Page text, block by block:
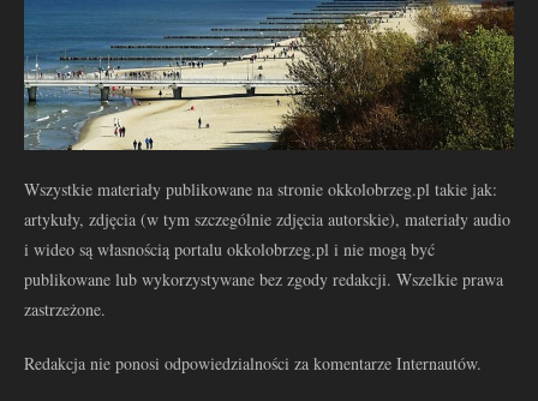
Wszystkie materiały publikowane na stronie okkolobrzeg.pl takie jak:
artykuły, zdjęcia (w tym szczególnie zdjęcia autorskie), materiały audio
i wideo są własnością portalu okkolobrzeg.pl i nie mogą być
publikowane lub wykorzystywane bez zgody redakcji. Wszelkie prawa
zastrzeżone.
Redakcja nie ponosi odpowiedzialności za komentarze Internautów.